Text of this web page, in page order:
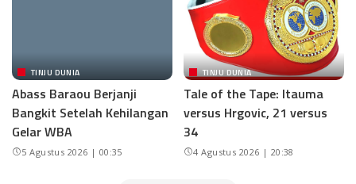
TINJU DUNIA
Abass Baraou Berjanji
Bangkit Setelah Kehilangan
Gelar WBA
5 Agustus 2026 | 00:35
TINJU DUNIA
Tale of the Tape: Itauma
versus Hrgovic, 21 versus
34
4 Agustus 2026 | 20:38